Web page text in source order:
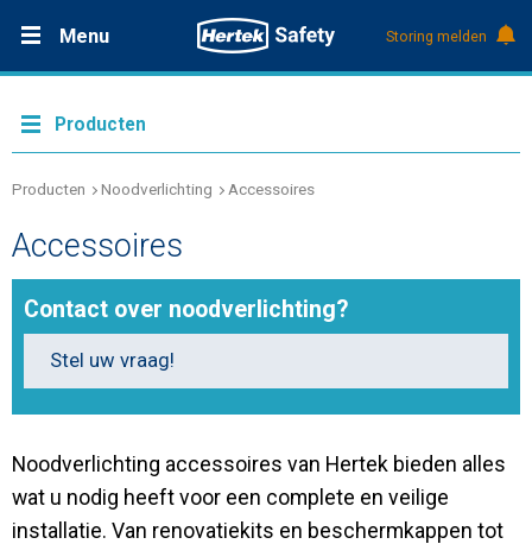
Menu
Producten
Service & Onderhoud
Kennis
Over Hertek
Werken bij Hertek
Storing melden
Producten
Producten Noodverlichting Accessoires
Accessoires
Contact over noodverlichting?
Stel uw vraag!
Noodverlichting accessoires van Hertek bieden alles
wat u nodig heeft voor een complete en veilige
installatie. Van renovatiekits en beschermkappen tot